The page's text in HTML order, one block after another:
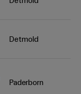
Detmold
Paderborn